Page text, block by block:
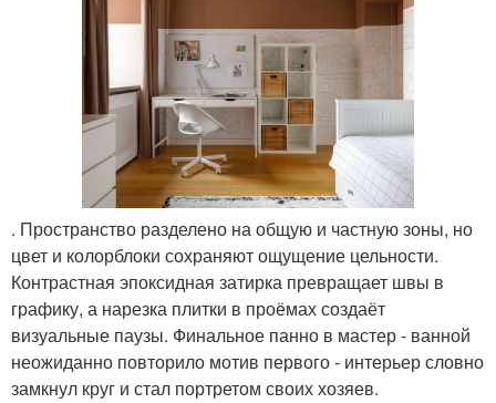
. Пространство разделено на общую и частную зоны, но
цвет и колорблоки сохраняют ощущение цельности.
Контрастная эпоксидная затирка превращает швы в
графику, а нарезка плитки в проёмах создаёт
визуальные паузы. Финальное панно в мастер - ванной
неожиданно повторило мотив первого - интерьер словно
замкнул круг и стал портретом своих хозяев.